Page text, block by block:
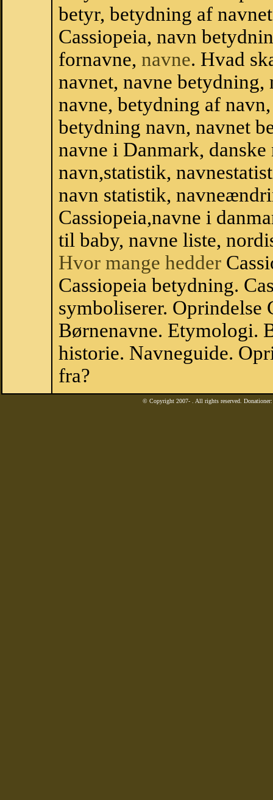
betyr, betydning af
Cassiopeia, navn
fornavne, navne. Hvad
navnet, navne
navne, betydning af
betydning navn, navnet
navne i Danmark,
navn,statistik,
navn statistik,
Cassiopeia,navne i
til baby, navne liste,
Hvor mange hedder
Cassiopeia betydning.
symboliserer. Oprindelse
Børnenavne. Etymologi.
historie. Navneguide.
fra?
© Copyright 2007- . All rights reserved.